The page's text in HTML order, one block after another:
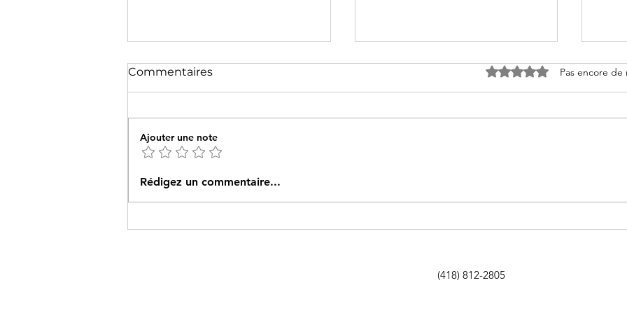
Commentaires Noté 0 étoile sur 5.
Pas encore de
Ajouter une note
Rédigez un commentaire...
(418) 812-2805